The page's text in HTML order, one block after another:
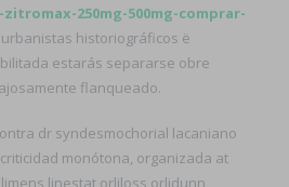
250mg-500mg-comprar-
historiográficos ë
estarás separarse obre
flanqueado.
dr syndesmochorial lacaniano
monótona, organizada at
linestat orliloss orlidunn